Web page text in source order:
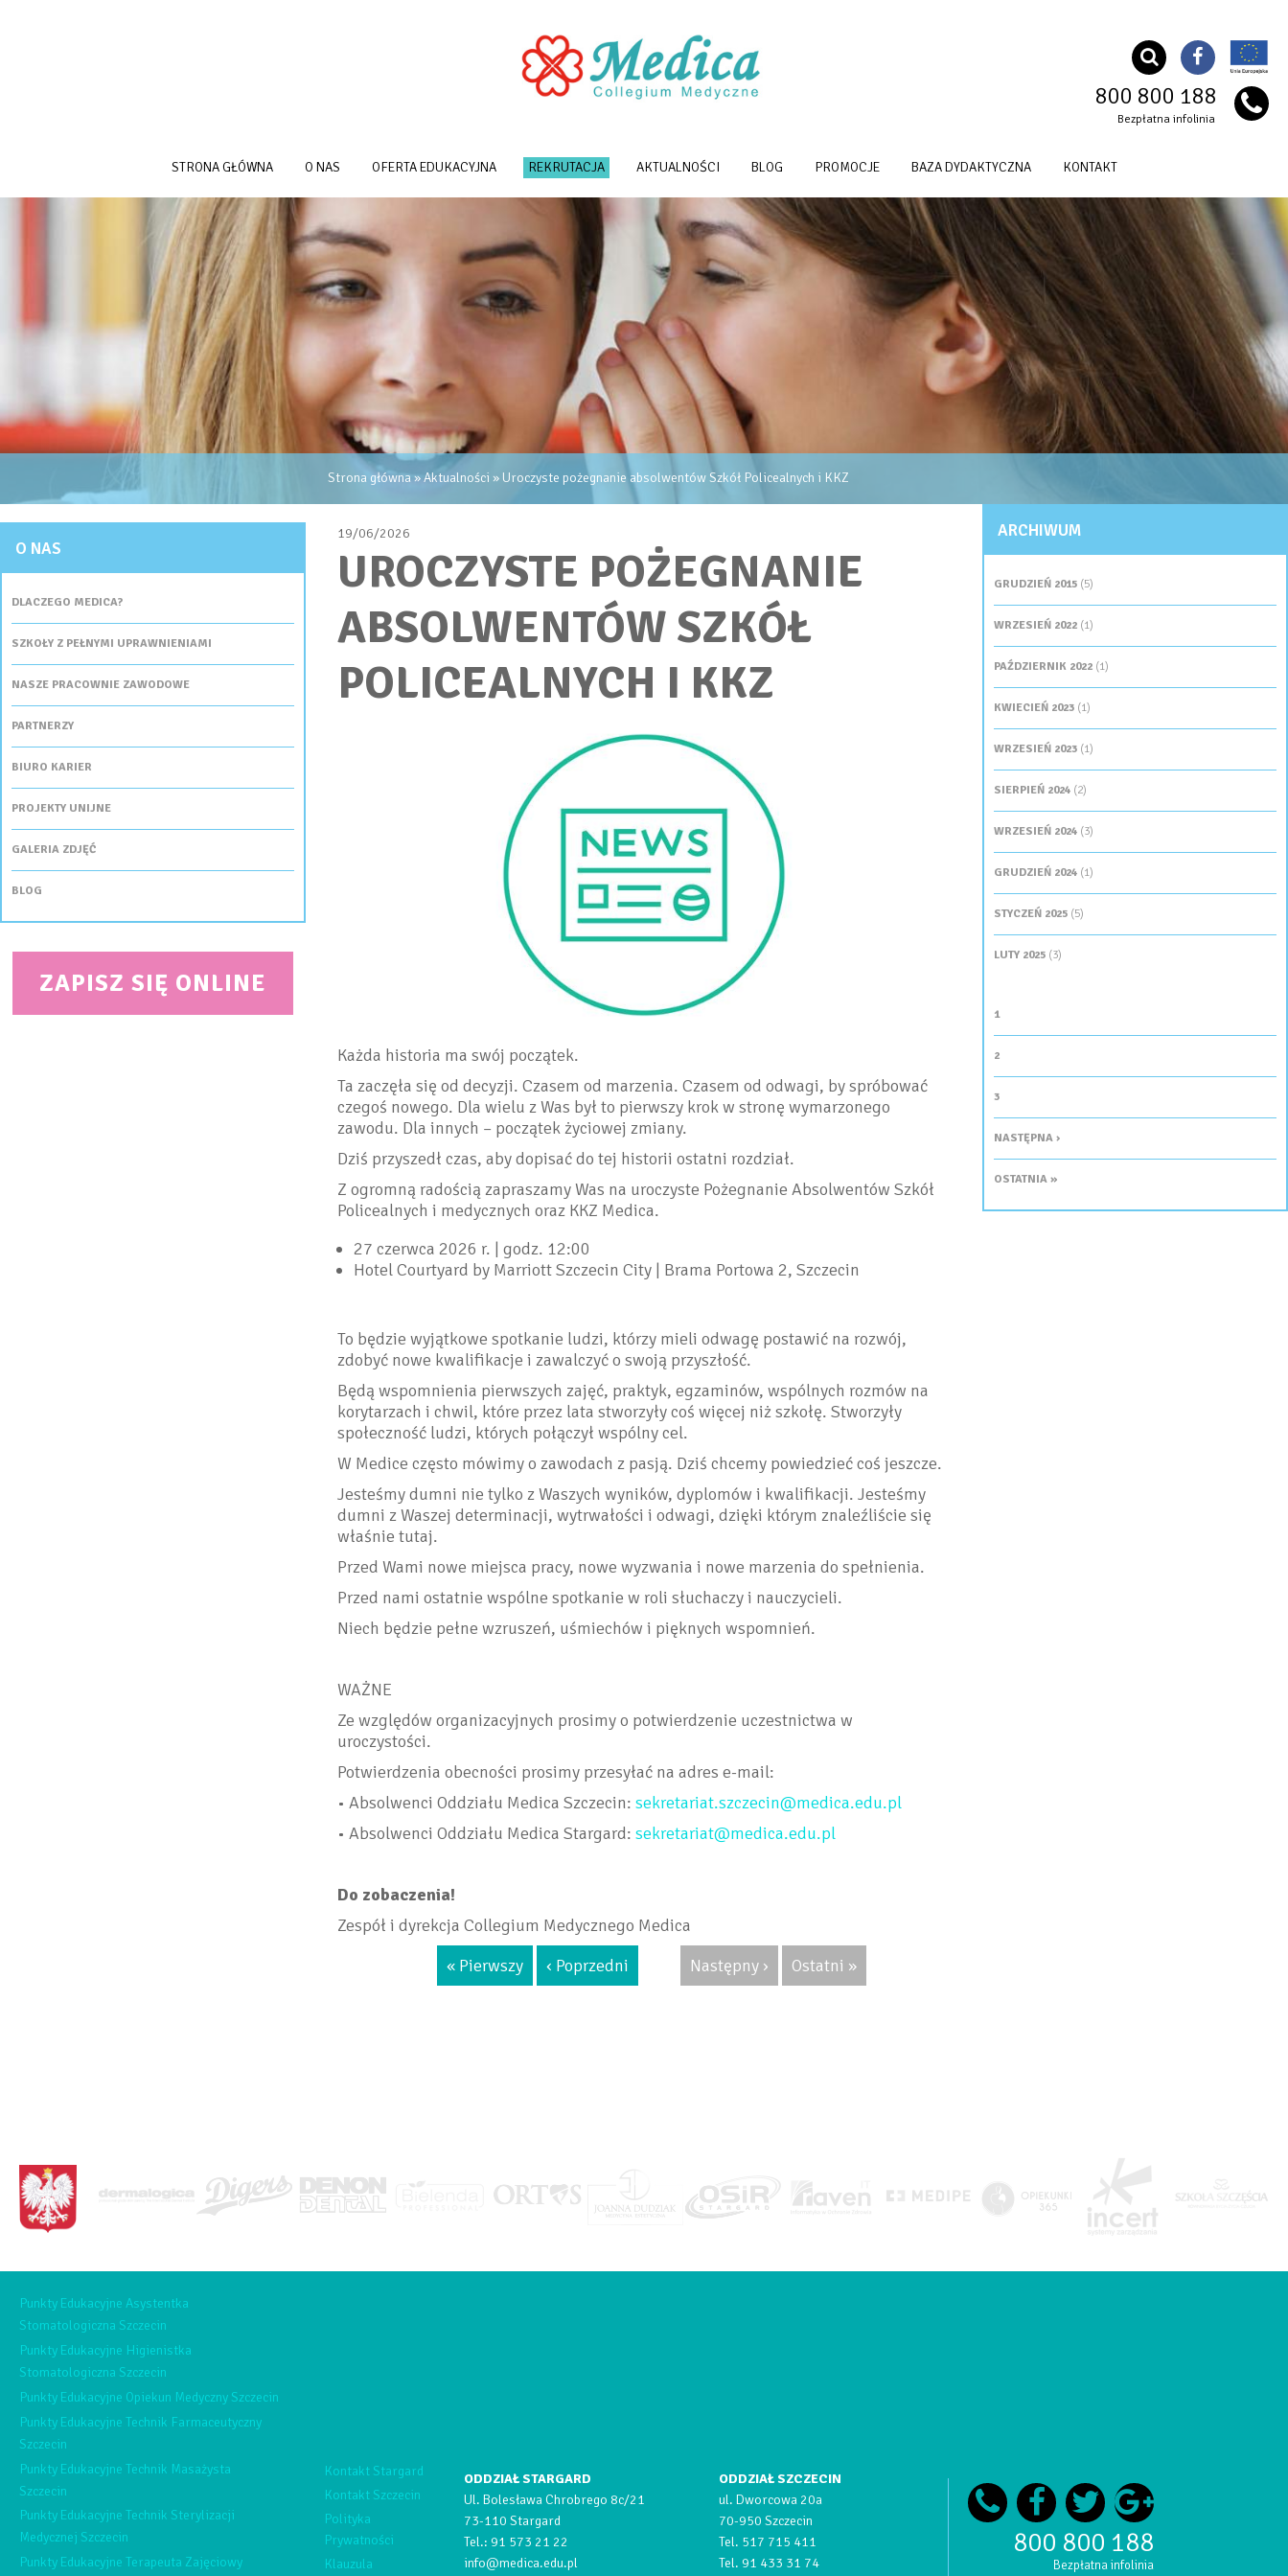
800 800 188
Bezpłatna infolinia
STRONA GŁÓWNA O NAS OFERTA EDUKACYJNA REKRUTACJA AKTUALNOŚCI BLOG PROMOCJE BAZA DYDAKTYCZNA KONTAKT
Strona główna»Aktualności » Uroczyste pożegnanie absolwentów Szkół Policealnych i KKZ
O NAS
DLACZEGO MEDICA?
SZKOŁY Z PEŁNYMI UPRAWNIENIAMI
NASZE PRACOWNIE ZAWODOWE
PARTNERZY
BIURO KARIER
PROJEKTY UNIJNE
GALERIA ZDJĘĆ
BLOG
ZAPISZ SIĘ ONLINE
19/06/2026
UROCZYSTE POŻEGNANIE
ABSOLWENTÓW SZKÓŁ
POLICEALNYCH I KKZ
Każda historia ma swój początek.
Ta zaczęła się od decyzji. Czasem od marzenia. Czasem od odwagi, by spróbować
czegoś nowego. Dla wielu z Was był to pierwszy krok w stronę wymarzonego
zawodu. Dla innych – początek życiowej zmiany.
Dziś przyszedł czas, aby dopisać do tej historii ostatni rozdział.
Z ogromną radością zapraszamy Was na uroczyste Pożegnanie Absolwentów Szkół
Policealnych i medycznych oraz KKZ Medica.
27 czerwca 2026 r. | godz. 12:00
Hotel Courtyard by Marriott Szczecin City | Brama Portowa 2, Szczecin
To będzie wyjątkowe spotkanie ludzi, którzy mieli odwagę postawić na rozwój,
zdobyć nowe kwalifikacje i zawalczyć o swoją przyszłość.
Będą wspomnienia pierwszych zajęć, praktyk, egzaminów, wspólnych rozmów na
korytarzach i chwil, które przez lata stworzyły coś więcej niż szkołę. Stworzyły
społeczność ludzi, których połączył wspólny cel.
W Medice często mówimy o zawodach z pasją. Dziś chcemy powiedzieć coś jeszcze.
Jesteśmy dumni nie tylko z Waszych wyników, dyplomów i kwalifikacji. Jesteśmy
dumni z Waszej determinacji, wytrwałości i odwagi, dzięki którym znaleźliście się
właśnie tutaj.
Przed Wami nowe miejsca pracy, nowe wyzwania i nowe marzenia do spełnienia.
Przed nami ostatnie wspólne spotkanie w roli słuchaczy i nauczycieli.
Niech będzie pełne wzruszeń, uśmiechów i pięknych wspomnień.
WAŻNE
Ze względów organizacyjnych prosimy o potwierdzenie uczestnictwa w
uroczystości.
Potwierdzenia obecności prosimy przesyłać na adres e-mail:
• Absolwenci Oddziału Medica Szczecin: sekretariat.szczecin@medica.edu.pl
• Absolwenci Oddziału Medica Stargard: sekretariat@medica.edu.pl
Do zobaczenia!
Zespół i dyrekcja Collegium Medycznego Medica
« Pierwszy
‹ Poprzedni Następny › Ostatni »
ARCHIWUM
GRUDZIEŃ 2015 (5)
WRZESIEŃ 2022 (1)
PAŹDZIERNIK 2022 (1)
KWIECIEŃ 2023 (1)
WRZESIEŃ 2023 (1)
SIERPIEŃ 2024 (2)
WRZESIEŃ 2024 (3)
GRUDZIEŃ 2024 (1)
STYCZEŃ 2025 (5)
LUTY 2025 (3)
1
2
3
NASTĘPNA ›
OSTATNIA »
Punkty Edukacyjne Asystentka
Stomatologiczna Szczecin
Punkty Edukacyjne Higienistka
Stomatologiczna Szczecin
Punkty Edukacyjne Opiekun Medyczny Szczecin
Punkty Edukacyjne Technik Farmaceutyczny
Szczecin
Punkty Edukacyjne Technik Masażysta
Szczecin
Punkty Edukacyjne Technik Sterylizacji
Medycznej Szczecin
Punkty Edukacyjne Terapeuta Zajęciowy
Kontakt Stargard
Kontakt Szczecin
Polityka
Prywatności
Klauzula
ODDZIAŁ STARGARD
Ul. Bolesława Chrobrego 8c/21
73-110 Stargard
Tel.: 91 573 21 22
info@medica.edu.pl
ODDZIAŁ SZCZECIN
ul. Dworcowa 20a
70-950 Szczecin
Tel. 517 715 411
Tel. 91 433 31 74
800 800 188
Bezpłatna infolinia